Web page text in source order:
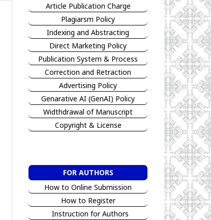
Article Publication Charge
Plagiarsm Policy
Indexing and Abstracting
Direct Marketing Policy
Publication System & Process
Correction and Retraction
Advertising Policy
Genarative AI (GenAI) Policy
Widthdrawal of Manuscript
Copyright & License
FOR AUTHORS
How to Online Submission
How to Register
Instruction for Authors